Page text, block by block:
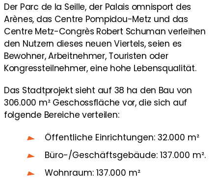
Der Parc de la Seille, der Palais omnisport des
Arènes, das Centre Pompidou-Metz und das
Centre Metz-Congrès Robert Schuman verleihen
den Nutzern dieses neuen Viertels, seien es
Bewohner, Arbeitnehmer, Touristen oder
Kongressteilnehmer, eine hohe Lebensqualität.
Das Stadtprojekt sieht auf 38 ha den Bau von
306.000 m² Geschossfläche vor, die sich auf
folgende Bereiche verteilen:
Öffentliche Einrichtungen: 32.000 m²
Büro-/Geschäftsgebäude: 137.000 m².
Wohnraum: 137.000 m²